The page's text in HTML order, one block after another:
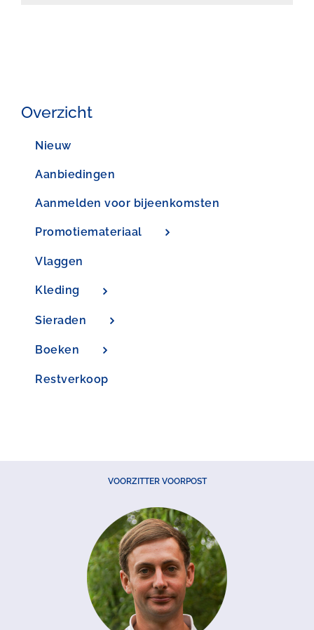
Overzicht
Nieuw
Aanbiedingen
Aanmelden voor bijeenkomsten
Promotiemateriaal
Vlaggen
Kleding
Sieraden
Boeken
Restverkoop
VOORZITTER VOORPOST